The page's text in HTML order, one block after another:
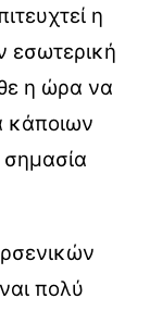
η
εσωτερική
η ώρα να
κάποιων
σημασία
πολύ